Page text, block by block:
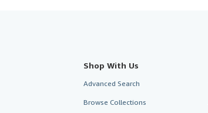
Shop With Us
Advanced Search
Browse Collections